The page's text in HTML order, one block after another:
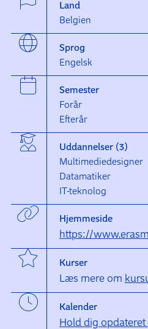
Land
Belgien
Sprog
Engelsk
Semester
Forår
Efterår
Uddannelser (3)
Multimediedesigner
Datamatiker
IT-teknolog
Hjemmeside
https://
Kurser
Læs mere om
Kalender
Hold dig